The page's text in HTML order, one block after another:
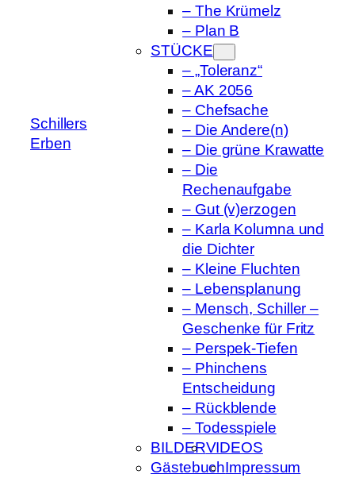
Schillers
Erben
– The Krümelz
– Plan B
STÜCKE
– „Toleranz“
– AK 2056
– Chefsache
– Die Andere(n)
– Die grüne Krawatte
– Die
Rechenaufgabe
– Gut (v)erzogen
– Karla Kolumna und
die Dichter
– Kleine Fluchten
– Lebensplanung
– Mensch, Schiller –
Geschenke für Fritz
– Perspek-Tiefen
– Phinchens
Entscheidung
– Rückblende
– Todesspiele
BILDERVIDEOS
GästebuchImpressum